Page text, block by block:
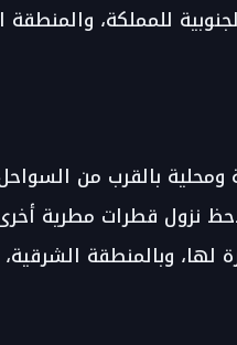
للمملكة،
بالقرب من
نزول قطرات مطرية
وبالمنطقة الشرقية،